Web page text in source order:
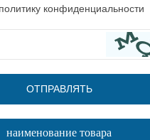
конфиденциальности
наименование товара